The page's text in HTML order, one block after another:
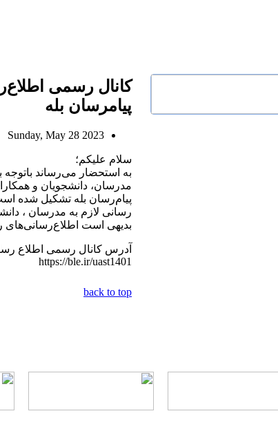
کانال رسمی
پیامرسان بله
Sunday, May 28 2023
سلام علیکم؛
به استحضار می‌رساند باتوجه
مدرسان، دانشجویان و
پیام‌رسان بله تشکیل شده
رسانی لازم به مدرسان ،
بدیهی است اطلاع‌رسانی‌های
آدرس کانال رسمی اطلاع
https://ble.ir/uast1401
back to top